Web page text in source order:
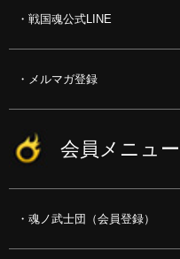
戦国魂公式LINE
メルマガ登録
会員メニュー
魂ノ武士団（会員登録）